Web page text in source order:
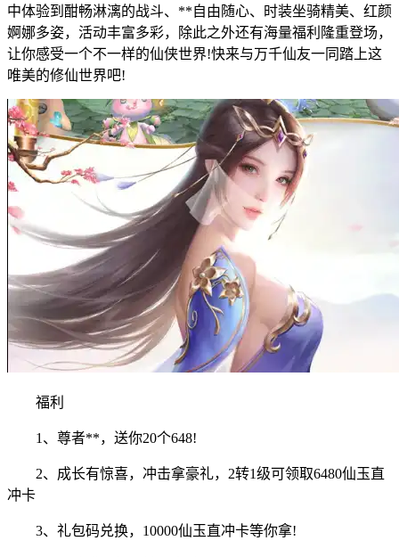
中体验到酣畅淋漓的战斗、**自由随心、时装坐骑精美、红颜
婀娜多姿，活动丰富多彩，除此之外还有海量福利隆重登场，
让你感受一个不一样的仙侠世界!快来与万千仙友一同踏上这
唯美的修仙世界吧!
福利
1、尊者**，送你20个648!
2、成长有惊喜，冲击拿豪礼，2转1级可领取6480仙玉直
冲卡
3、礼包码兑换，10000仙玉直冲卡等你拿!